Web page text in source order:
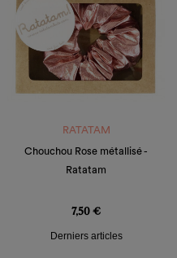
RATATAM
Chouchou Rose métallisé -
Ratatam
7,50 €
Derniers articles